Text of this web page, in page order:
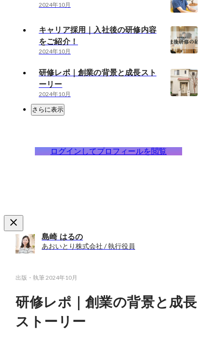
2024年10月
キャリア採用｜入社後の研修内容
をご紹介！
2024年10月
研修レポ｜創業の背景と成長スト
ーリー
2024年10月
さらに表示
ログインしてプロフィールを閲覧
島崎 はるの
あおいとり株式会社 / 執行役員
出版・執筆 2024年10月
研修レポ｜創業の背景と成長
ストーリー